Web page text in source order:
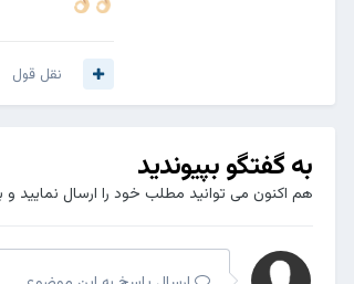
نقل قول
به گفتگو بپیوندید
هم اکنون می توانید مطلب خود را ارسال نمایید و